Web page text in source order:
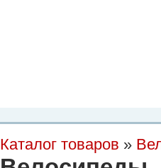
Каталог товаров »